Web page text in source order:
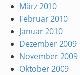
März 2010
Februar 2010
Januar 2010
Dezember 2009
November 2009
Oktober 2009